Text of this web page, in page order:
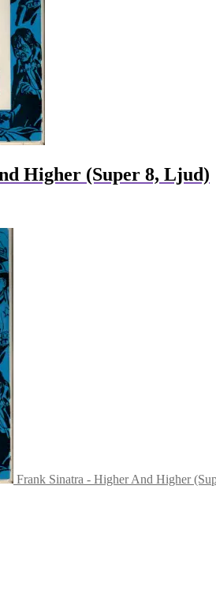
Higher (Super 8, Ljud)
Frank Sinatra - Higher And Higher